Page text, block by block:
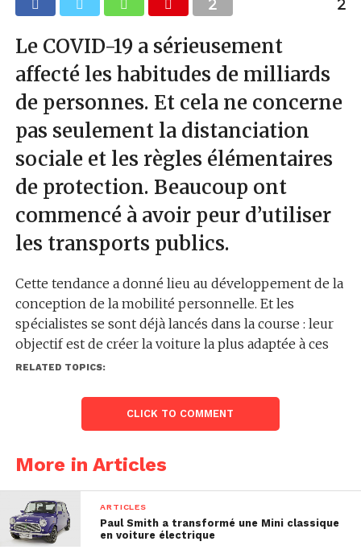
Le COVID-19 a sérieusement
affecté les habitudes de milliards
de personnes. Et cela ne concerne
pas seulement la distanciation
sociale et les règles élémentaires
de protection. Beaucoup ont
commencé à avoir peur d’utiliser
les transports publics.
Cette tendance a donné lieu au développement de la
conception de la mobilité personnelle. Et les
spécialistes se sont déjà lancés dans la course : leur
objectif est de créer la voiture la plus adaptée à ces
conditions. Ainsi, un diplômé de la Faculté
Staffordshire, Marius Lochner, a présenté un concept
prometteur et a reçu le New Norm Mobility Award de
les gens à se déplacer de manière sûre et fiable, ainsi
qu’à maintenir une distance sociale. Il s’agit
essentiellement d’un taxi autonome à une place.
RELATED TOPICS:
CLICK TO COMMENT
More in Articles
ARTICLES
Paul Smith a transformé une Mini classique
en voiture électrique